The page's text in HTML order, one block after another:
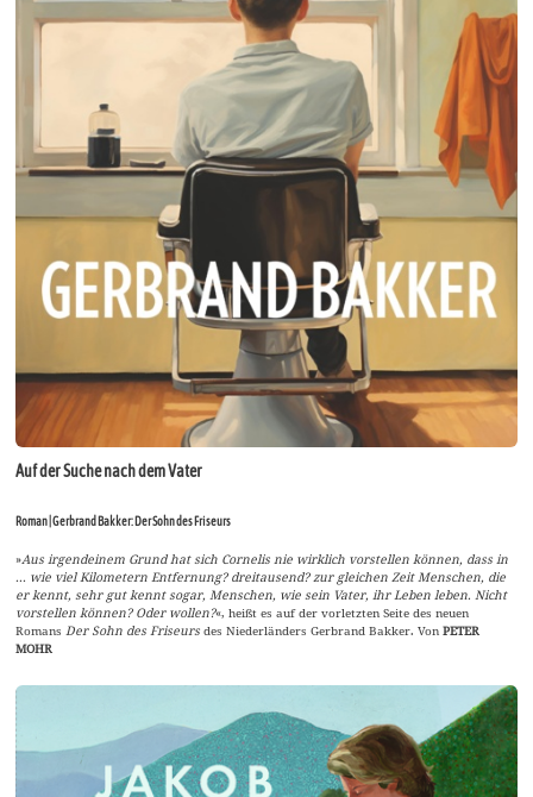
Auf der Suche nach dem Vater
Roman | Gerbrand Bakker: Der Sohn des Friseurs
»Aus irgendeinem Grund hat sich Cornelis nie wirklich vorstellen können, dass in
... wie viel Kilometern Entfernung? dreitausend? zur gleichen Zeit Menschen, die
er kennt, sehr gut kennt sogar, Menschen, wie sein Vater, ihr Leben leben. Nicht
vorstellen können? Oder wollen?«, heißt es auf der vorletzten Seite des neuen
Romans Der Sohn des Friseurs des Niederländers Gerbrand Bakker. VonPETER
MOHR